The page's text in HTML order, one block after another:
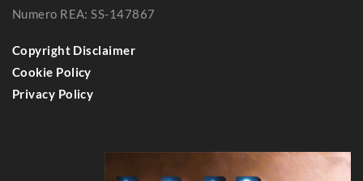
Numero REA: SS-147867
Copyright Disclaimer
Cookie Policy
Privacy Policy